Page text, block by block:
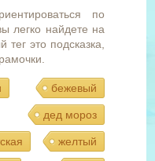
по
легко найдете на
тег это подсказка,
бежевый
дед мороз
желтый